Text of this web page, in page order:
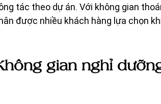
tác theo dự án. Với không gian
được nhiều khách hàng lựa chọn
gian nghỉ